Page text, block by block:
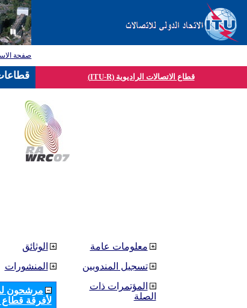
صفحة
قطاع الاتصالات الراديوية (ITU-R)
الوثائق
المنشورات
مرشحون
لأفرقة قطاع
معلومات عامة
تسجيل المندوبين
المؤتمرات ذات
الصلة